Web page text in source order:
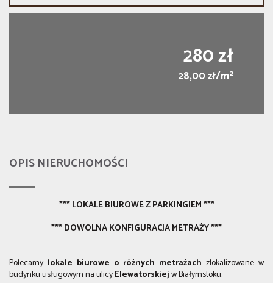
280 zł
28,00 zł/m2
OPIS NIERUCHOMOŚCI
*** LOKALE BIUROWE Z PARKINGIEM ***
*** DOWOLNA KONFIGURACJA METRAŻY ***
​Polecamy lokale biurowe o różnych metrażach zlokalizowane w
budynku usługowym na ulicyElewatorskiejw Białymstoku.